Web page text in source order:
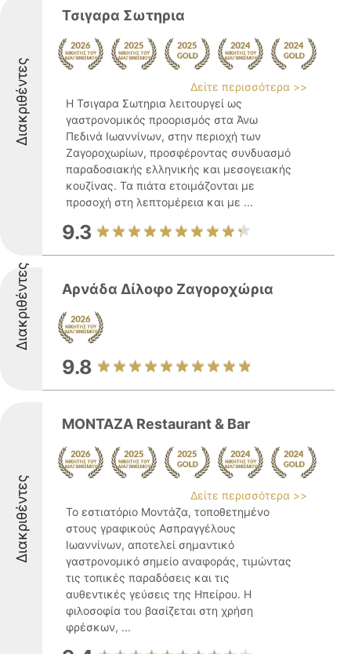
Διακριθέντες
Τσιγαρα Σωτηρια
Δείτε περισσότερα >>
Η Τσιγαρα Σωτηρια λειτουργεί ως
γαστρονομικός προορισμός στα Άνω
Πεδινά Ιωαννίνων, στην περιοχή των
Ζαγοροχωρίων, προσφέροντας συνδυασμό
παραδοσιακής ελληνικής και μεσογειακής
κουζίνας. Τα πιάτα ετοιμάζονται με
προσοχή στη λεπτομέρεια και με ...
9.3
Διακριθέντες Αρνάδα Δίλοφο Ζαγοροχώρια
9.8
Διακριθέντες
MONTAZA Restaurant & Bar
Δείτε περισσότερα >>
Το εστιατόριο Μοντάζα, τοποθετημένο
στους γραφικούς Ασπραγγέλους
Ιωαννίνων, αποτελεί σημαντικό
γαστρονομικό σημείο αναφοράς, τιμώντας
τις τοπικές παραδόσεις και τις
αυθεντικές γεύσεις της Ηπείρου. Η
φιλοσοφία του βασίζεται στη χρήση
φρέσκων, ...